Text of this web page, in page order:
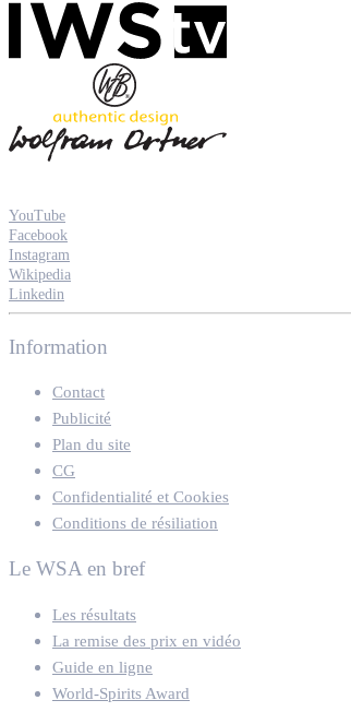
YouTube
Facebook
Instagram
Wikipedia
Linkedin
Information
Contact
Publicité
Plan du site
CG
Confidentialité et Cookies
Conditions de résiliation
Le WSA en bref
Les résultats
La remise des prix en vidéo
Guide en ligne
World-Spirits Award